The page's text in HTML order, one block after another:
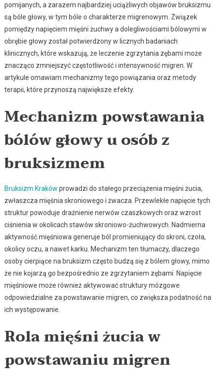
pomijanych, a zarazem najbardziej uciążliwych objawów bruksizmu
są bóle głowy, w tym bóle o charakterze migrenowym. Związek
pomiędzy napięciem mięśni żuchwy a dolegliwościami bólowymi w
obrębie głowy został potwierdzony w licznych badaniach
klinicznych, które wskazują, że leczenie zgrzytania zębami może
znacząco zmniejszyć częstotliwość i intensywność migren. W
artykule omawiam mechanizmy tego powiązania oraz metody
terapii, które przynoszą największe efekty.
Mechanizm powstawania
bólów głowy u osób z
bruksizmem
Bruksizm Kraków prowadzi do stałego przeciążenia mięśni żucia,
zwłaszcza mięśnia skroniowego i żwacza. Przewlekłe napięcie tych
struktur powoduje drażnienie nerwów czaszkowych oraz wzrost
ciśnienia w okolicach stawów skroniowo-żuchwowych. Nadmierna
aktywność mięśniowa generuje ból promieniujący do skroni, czoła,
okolicy oczu, a nawet karku. Mechanizm ten tłumaczy, dlaczego
osoby cierpiące na bruksizm często budzą się z bólem głowy, mimo
że nie kojarzą go bezpośrednio ze zgrzytaniem zębami. Napięcie
mięśniowe może również aktywować struktury mózgowe
odpowiedzialne za powstawanie migren, co zwiększa podatność na
ich występowanie.
Rola mięśni żucia w
powstawaniu migren